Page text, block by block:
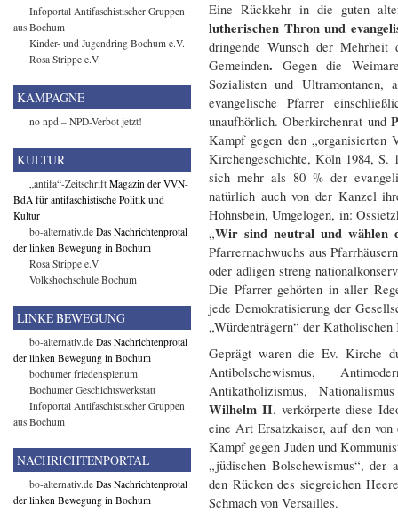
Eine Rückkehr in die guten
lutherischen Thron und
dringende Wunsch der
Gemeinden. Gegen die
Sozialisten und
evangelische Pfarrer
unaufhörlich. Oberkirchenrat und
Kampf gegen den „organisierten
Kirchengeschichte, Köln 1984, S.
sich mehr als 80 % der
natürlich auch von der Kanzel
Hohnsbein, Umgelogen, in:
„Wir sind neutral und wählen
Pfarrernachwuchs aus
oder adligen streng
Die Pfarrer gehörten in aller
jede Demokratisierung der
„Würdenträgern“ der
Geprägt waren die Ev. Kirche
Antibolschewismus,
Antikatholizismus,
Wilhelm II. verkörperte diese
eine Art Ersatzkaiser, auf den von
Kampf gegen Juden und
„jüdischen Bolschewismus“,
den Rücken des siegreichen
Schmach von Versailles.
Infoportal Antifaschistischer Gruppen
aus Bochum
Kinder- und Jugendring Bochum e.V.
Rosa Strippe e.V.
KAMPAGNE
no npd – NPD-Verbot jetzt!
KULTUR
„antifa“-Zeitschrift Magazin der VVN-
BdA für antifaschistische Politik und
Kultur
bo-alternativ.de Das Nachrichtenprotal
der linken Bewegung in Bochum
Rosa Strippe e.V.
Volkshochschule Bochum
LINKE BEWEGUNG
bo-alternativ.de Das Nachrichtenprotal
der linken Bewegung in Bochum
bochumer friedensplenum
Bochumer Geschichtswerkstatt
Infoportal Antifaschistischer Gruppen
aus Bochum
NACHRICHTENPORTAL
bo-alternativ.de Das Nachrichtenprotal
der linken Bewegung in Bochum